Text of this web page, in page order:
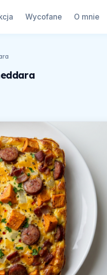
Wycofane O mnie